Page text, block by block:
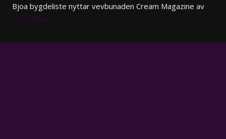
Bjoa bygdeliste nyttar vevbunaden Cream Magazine av
Themebeez